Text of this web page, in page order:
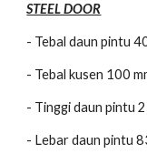
STEEL DOOR
- Tebal daun pintu
- Tebal kusen 100
- Tinggi daun pintu
- Lebar daun pintu